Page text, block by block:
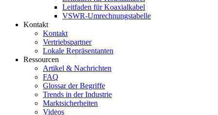
Leitfaden für Koaxialkabel
VSWR-Umrechnungstabelle
Kontakt
Kontakt
Vertriebspartner
Lokale Repräsentanten
Ressourcen
Artikel & Nachrichten
FAQ
Glossar der Begriffe
Trends in der Industrie
Marktsicherheiten
Videos